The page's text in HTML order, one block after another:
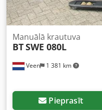
Veen 1 381 km
Manuālā krautuva
BTSWE 080L
Pieprasīt